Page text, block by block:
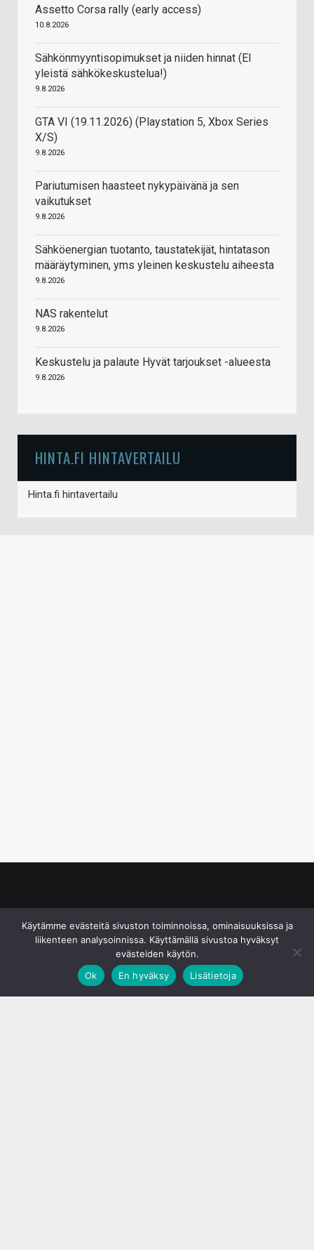
Assetto Corsa rally (early access)
10.8.2026
Sähkönmyyntisopimukset ja niiden hinnat (EI
yleistä sähkökeskustelua!)
9.8.2026
GTA VI (19.11.2026) (Playstation 5, Xbox Series
X/S)
9.8.2026
Pariutumisen haasteet nykypäivänä ja sen
vaikutukset
9.8.2026
Sähköenergian tuotanto, taustatekijät, hintatason
määräytyminen, yms yleinen keskustelu aiheesta
9.8.2026
NAS rakentelut
9.8.2026
Keskustelu ja palaute Hyvät tarjoukset -alueesta
9.8.2026
HINTA.FI HINTAVERTAILU
Hinta.fi hintavertailu
Käytämme evästeitä sivuston toiminnoissa, ominaisuuksissa ja
liikenteen analysoinnissa. Käyttämällä sivustoa hyväksyt
evästeiden käytön.
Ok
En hyväksy Lisätietoja